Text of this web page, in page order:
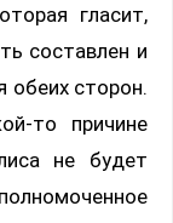
гласит,
составлен и
обеих сторон.
то причине
не будет